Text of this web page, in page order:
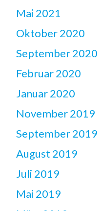
Mai 2021
Oktober 2020
September 2020
Februar 2020
Januar 2020
November 2019
September 2019
August 2019
Juli 2019
Mai 2019